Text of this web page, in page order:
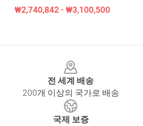
₩2,740,842 - ₩3,100,500
전 세계 배송
200개 이상의 국가로 배송
국제 보증